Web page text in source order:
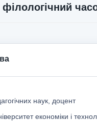
наук, доцент
економіки і